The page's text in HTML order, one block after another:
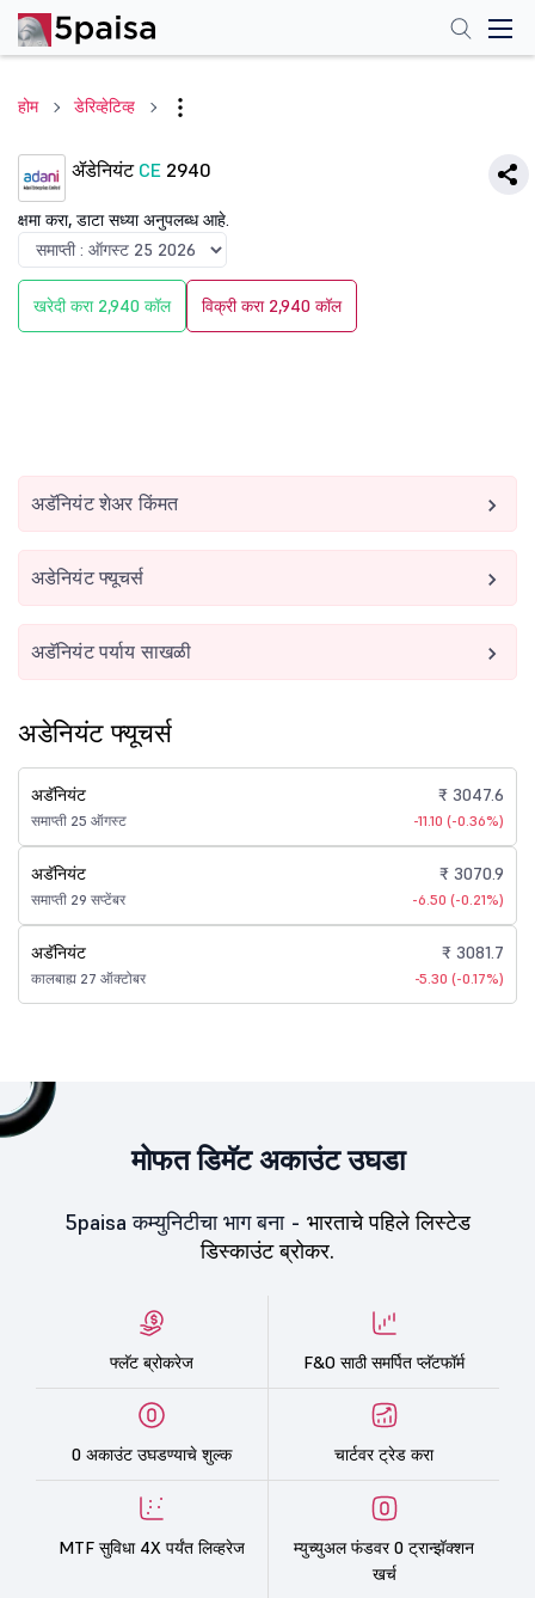
होम डेरिव्हेटिव्ह
ॲडेनियंट CE 2940
क्षमा करा, डाटा सध्या अनुपलब्ध आहे.
खरेदी करा 2,940 कॉल विक्री करा 2,940 कॉल
अडॅनियंट शेअर किंमत
अडेनियंट फ्यूचर्स
अडॅनियंट पर्याय साखळी
अडेनियंट फ्यूचर्स
अडॅनियंट
समाप्ती 25 ऑगस्ट
₹ 3047.6
-11.10 (-0.36%)
अडॅनियंट
समाप्ती 29 सप्टेंबर
₹ 3070.9
-6.50 (-0.21%)
अडॅनियंट
कालबाह्य 27 ऑक्टोबर
₹ 3081.7
-5.30 (-0.17%)
मोफत डिमॅट अकाउंट उघडा
5paisa कम्युनिटीचा भाग बना - भारताचे पहिले लिस्टेड
डिस्काउंट ब्रोकर.
फ्लॅट ब्रोकरेज F&O साठी समर्पित प्लॅटफॉर्म
0 अकाउंट उघडण्याचे शुल्क चार्टवर ट्रेड करा
MTF सुविधा 4X पर्यंत लिव्हरेज
म्युच्युअल फंडवर 0 ट्रान्झॅक्शन
खर्च